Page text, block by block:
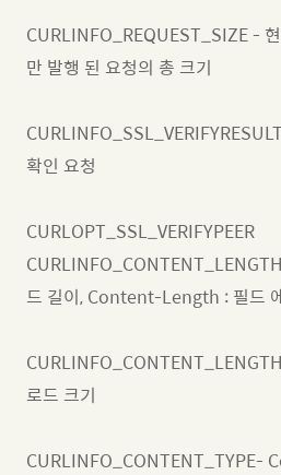
CURLINFO_REQUEST_SIZE -
만 발행 된 요청의 총 크기
확인 요청
CURLOPT_SSL_VERIFYPEER
드 길이, Content-Length : 필드
로드 크기
CURLINFO_CONTENT_TYPE-